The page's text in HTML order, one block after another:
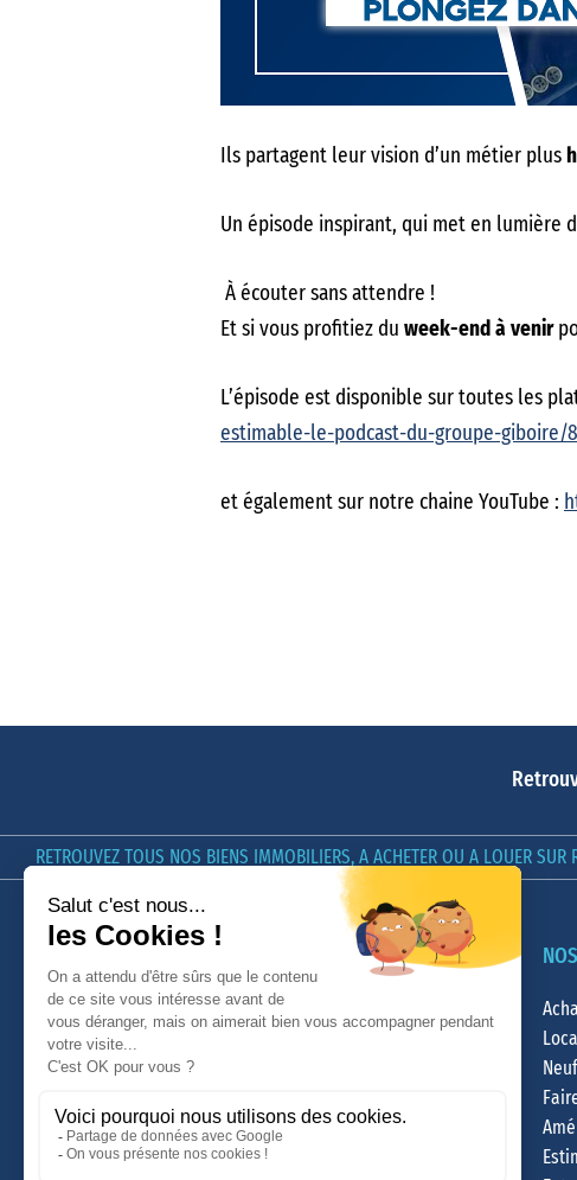
Ils partagent leur vision d’un métier plus
Un épisode inspirant, qui met en lumière
À écouter sans attendre !
Et si vous profitiez du week-end à venir
L’épisode est disponible sur toutes les
estimable-le-podcast-du-groupe-giboire/
et également sur notre chaine YouTube :
RETROUVEZ TOUS NOS BIENS IMMOBILIERS, A ACHETER OU A LOUER
Nos offres d'emploi
Qui sommes-nous ?
Nous contacter
GIBOIRE & VOUS
Groupe Giboire
MyGiboire
Neuf